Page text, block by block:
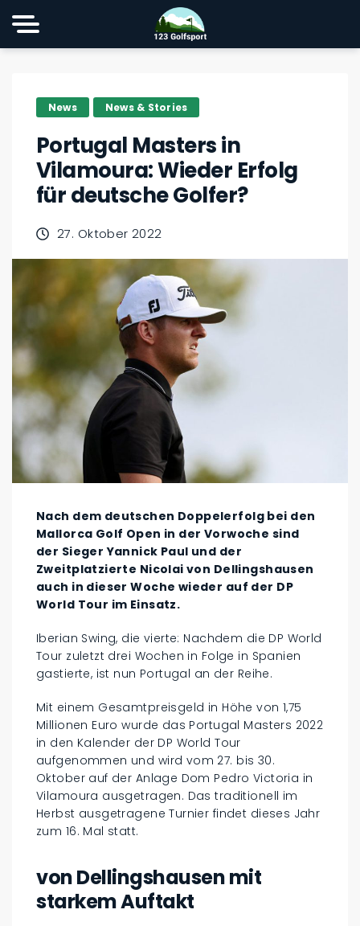
News News & Stories
Portugal Masters in
Vilamoura: Wieder Erfolg
für deutsche Golfer?
27. Oktober 2022
Nach dem deutschen Doppelerfolg bei den
Mallorca Golf Open in der Vorwoche sind
der Sieger Yannick Paul und der
Zweitplatzierte Nicolai von Dellingshausen
auch in dieser Woche wieder auf der DP
World Tour im Einsatz.
Iberian Swing, die vierte: Nachdem die DP World
Tour zuletzt drei Wochen in Folge in Spanien
gastierte, ist nun Portugal an der Reihe.
Mit einem Gesamtpreisgeld in Höhe von 1,75
Millionen Euro wurde das Portugal Masters 2022
in den Kalender der DP World Tour
aufgenommen und wird vom 27. bis 30.
Oktober auf der Anlage Dom Pedro Victoria in
Vilamoura ausgetragen. Das traditionell im
Herbst ausgetragene Turnier findet dieses Jahr
zum 16. Mal statt.
von Dellingshausen mit
starkem Auftakt